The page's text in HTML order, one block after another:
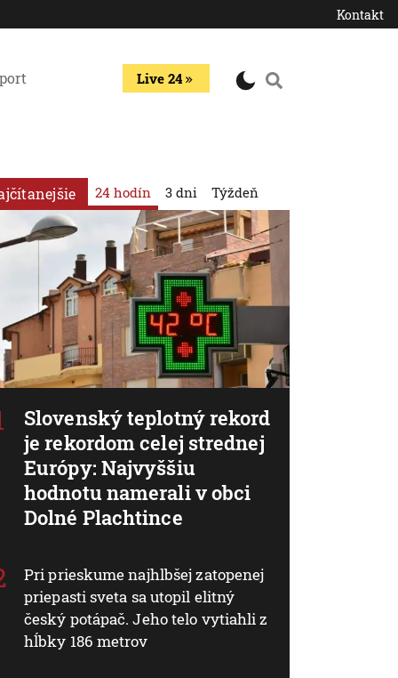
Kontakt
Live 24
24 hodín
Slovenský teplotný rekord
je rekordom celej strednej
Európy: Najvyššiu
hodnotu namerali v obci
Dolné Plachtince
Pri prieskume najhlbšej zatopenej
priepasti sveta sa utopil elitný
český potápač. Jeho telo vytiahli z
hĺbky 186 metrov
3 dni Týždeň